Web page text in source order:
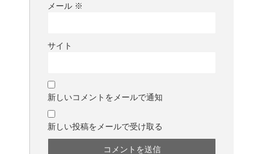
メール ※
サイト
新しいコメントをメールで通知
新しい投稿をメールで受け取る